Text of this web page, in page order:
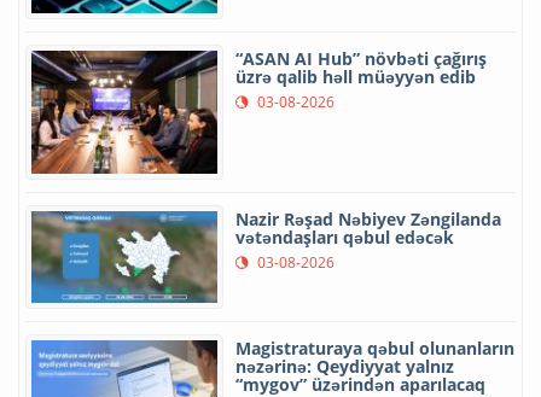
“ASAN AI Hub” növbəti çağırış
üzrə qalib həll müəyyən edib
03-08-2026
Nazir Rəşad Nəbiyev Zəngilanda
vətəndaşları qəbul edəcək
03-08-2026
Magistraturaya qəbul olunanların
nəzərinə: Qeydiyyat yalnız
“mygov” üzərindən aparılacaq